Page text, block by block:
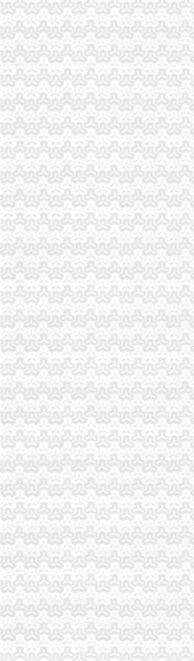
永川局重庆代办公司充
涪陵局重庆税务注销出台
巴南局“五步走”重庆营业
双桥局四举措落实“红盾
涪陵局重庆公司注销针
石柱局“三加一严格”重庆
酉局重庆税务注销大力发
彭水局重庆公司注销被彭
丰都局重庆代办公司突出
南川局重庆分公司注销
北碚局重庆税务注销采
2010中国重庆.青年人才
落实创先争优活动“一讲
大渡口局建立四项制度确
璧山局重庆代办公司采
江北局落实“七个要”重
九龙坡局突出“三个注重”
万州区个教育培训类商标
渝北局重庆税务注销采
潼南局柏梓所被柏梓镇委
潼南局开展夏季饮料市重
城口县庙坝场镇部分受灾
南川区出台实施意见大力
潼南局重庆分公司注销
应对端高温天气 江北局
全市重庆分公司注销7月